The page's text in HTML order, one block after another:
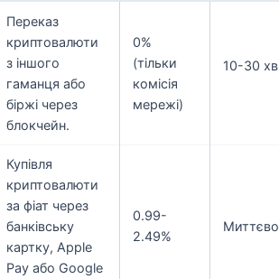
Переказ
криптовалюти
з іншого
гаманця або
біржі через
блокчейн.
0%
(тільки
комісія
мережі)
10-30 хв
Купівля
криптовалюти
за фіат через
банківську
картку, Apple
Pay або Google
0.99-
2.49%
Миттєво